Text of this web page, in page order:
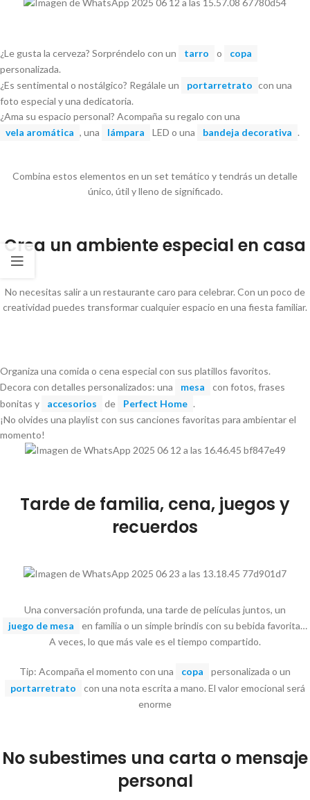
¿Le gusta la cerveza? Sorpréndelo con un tarro o
copa
personalizada.
¿Es sentimental o nostálgico? Regálale un
portarretrato con una
foto especial y una dedicatoria.
¿Ama su espacio personal? Acompaña su regalo con una
vela aromática , una lámpara LED o una bandeja decorativa .
Combina estos elementos en un set temático y tendrás un detalle
único, útil y lleno de significado.
Crea un ambiente especial en casa
No necesitas salir a un restaurante caro para celebrar. Con un poco de
creatividad puedes transformar cualquier espacio en una fiesta familiar.
Organiza una comida o cena especial con sus platillos favoritos.
Decora con detalles personalizados: una
mesa
con fotos, frases
bonitas y
accesorios de Perfect Home .
¡No olvides una playlist con sus canciones favoritas para ambientar el
momento!
Tarde de familia, cena, juegos y
recuerdos
Una conversación profunda, una tarde de películas juntos, un
juego de mesa
en familia o un simple brindis con su bebida favorita…
A veces, lo que más vale es el tiempo compartido.
Tip: Acompaña el momento con una copa
personalizada o un
portarretrato
con una nota escrita a mano. El valor emocional será
enorme
No subestimes una carta o mensaje
personal